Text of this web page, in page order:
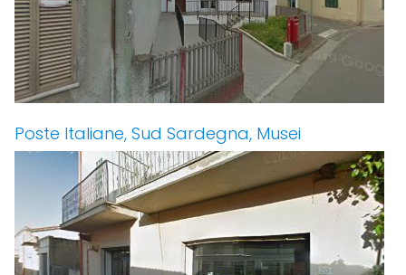
Poste Italiane, Sud Sardegna, Musei